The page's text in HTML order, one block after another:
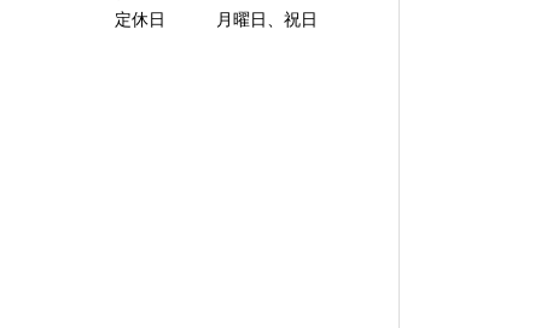
定休日 月曜日、祝日